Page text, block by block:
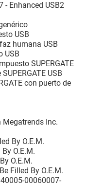
- Enhanced USB2
USB
humana USB
USB
SUPERGATE
USB
con puerto de
Megatrends Inc.
By O.E.M.
O.E.M.
O.E.M.
Filled By O.E.M.
00060007-